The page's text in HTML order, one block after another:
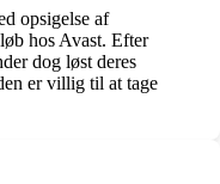
opsigelse af
hos Avast. Efter
dog løst deres
er villig til at tage